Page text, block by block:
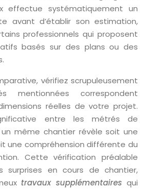
effectue systématiquement un
avant d’établir son estimation,
professionnels qui proposent
basés sur des plans ou des
vérifiez scrupuleusement
mentionnées correspondent
réelles de votre projet.
entre les métrés de
même chantier révèle soit une
une compréhension différente du
Cette vérification préalable
surprises en cours de chantier,
travaux supplémentaires qui